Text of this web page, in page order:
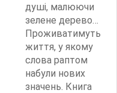
душі, малюючи
зелене дерево…
Проживатимуть
життя, у якому
слова раптом
набули нових
значень. Книга